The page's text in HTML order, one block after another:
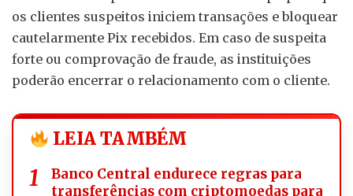
os clientes suspeitos iniciem transações e bloquear
cautelarmente Pix recebidos. Em caso de suspeita
forte ou comprovação de fraude, as instituições
poderão encerrar o relacionamento com o cliente.
LEIA TAMBÉM
Banco Central endurece regras para
transferências com criptomoedas para